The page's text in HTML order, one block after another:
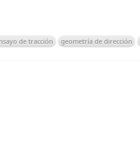
de tracción geometría de dirección